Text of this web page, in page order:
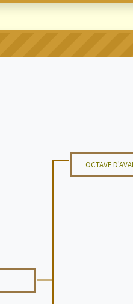
OCTAVE